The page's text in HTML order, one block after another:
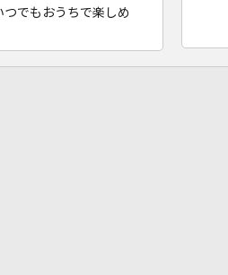
でもおうちで楽しめ